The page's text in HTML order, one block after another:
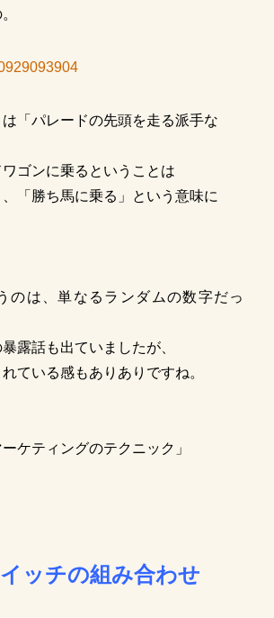
「パレードの先頭を走る派手な
ゴンに乗るということは
、「勝ち馬に乗る」という意味に
のは、単なるランダムの数字だっ
露話も出ていましたが、
ている感もありありですね。
ケティングのテクニック」
ッチの組み合わせ